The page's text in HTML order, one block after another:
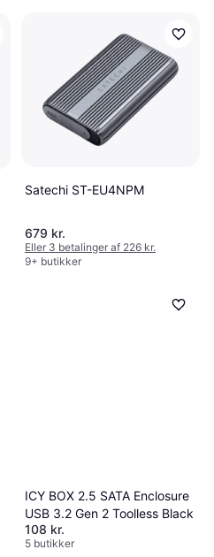
Satechi ST-EU4NPM
679 kr.
Eller 3 betalinger af 226 kr.
9+ butikker
ICY BOX 2.5 SATA Enclosure
USB 3.2 Gen 2 Toolless Black
108 kr.
5 butikker